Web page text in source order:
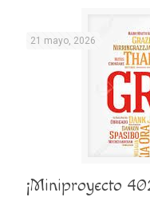
21 mayo, 2026
¡Miniproyecto